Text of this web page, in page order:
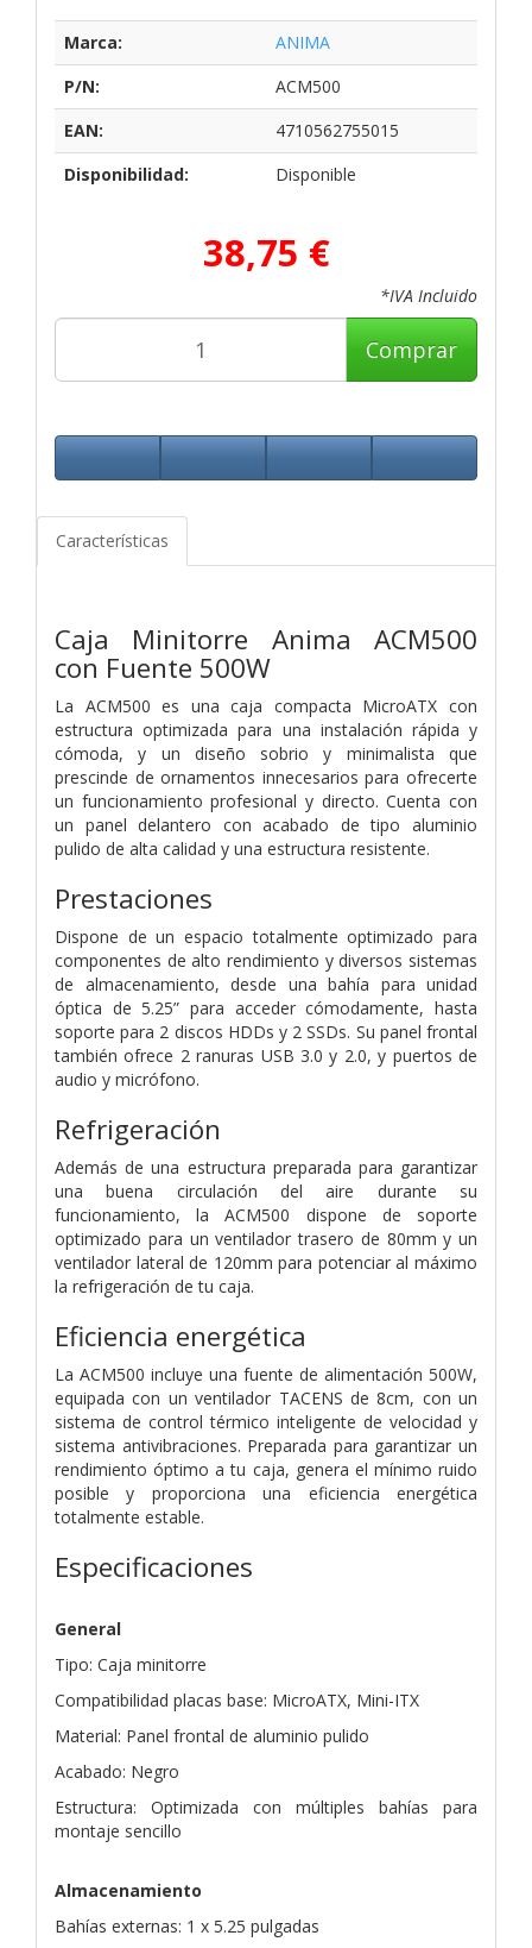
Marca:
ANIMA
P/N:
ACM500
EAN:
4710562755015
Disponibilidad:
Disponible
38,75 €
*IVA Incluido
Comprar
Características
Caja Minitorre Anima ACM500
con Fuente 500W
La ACM500 es una caja compacta MicroATX con
estructura optimizada para una instalación rápida y
cómoda, y un diseño sobrio y minimalista que
prescinde de ornamentos innecesarios para ofrecerte
un funcionamiento profesional y directo. Cuenta con
un panel delantero con acabado de tipo aluminio
pulido de alta calidad y una estructura resistente.
Prestaciones
Dispone de un espacio totalmente optimizado para
componentes de alto rendimiento y diversos sistemas
de almacenamiento, desde una bahía para unidad
óptica de 5.25” para acceder cómodamente, hasta
soporte para 2 discos HDDs y 2 SSDs. Su panel frontal
también ofrece 2 ranuras USB 3.0 y 2.0, y puertos de
audio y micrófono.
Refrigeración
Además de una estructura preparada para garantizar
una buena circulación del aire durante su
funcionamiento, la ACM500 dispone de soporte
optimizado para un ventilador trasero de 80mm y un
ventilador lateral de 120mm para potenciar al máximo
la refrigeración de tu caja.
Eficiencia energética
La ACM500 incluye una fuente de alimentación 500W,
equipada con un ventilador TACENS de 8cm, con un
sistema de control térmico inteligente de velocidad y
sistema antivibraciones. Preparada para garantizar un
rendimiento óptimo a tu caja, genera el mínimo ruido
posible y proporciona una eficiencia energética
totalmente estable.
Especificaciones
General
Tipo: Caja minitorre
Compatibilidad placas base: MicroATX, Mini-ITX
Material: Panel frontal de aluminio pulido
Acabado: Negro
Estructura: Optimizada con múltiples bahías para
montaje sencillo
Almacenamiento
Bahías externas: 1 x 5.25 pulgadas